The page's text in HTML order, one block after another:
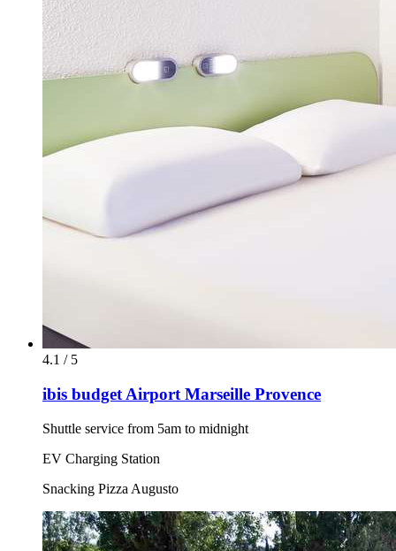
4.1 / 5
ibis budget Airport Marseille Provence
Shuttle service from 5am to midnight
EV Charging Station
Snacking Pizza Augusto